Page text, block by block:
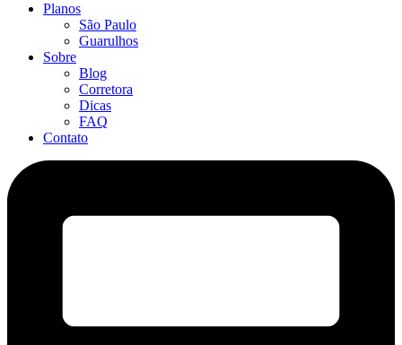
Planos
São Paulo
Guarulhos
Sobre
Blog
Corretora
Dicas
FAQ
Contato